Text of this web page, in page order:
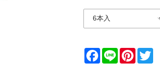
Facebook
Line